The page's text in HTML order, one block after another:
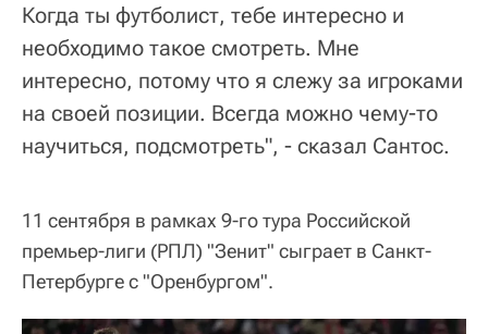
Когда ты футболист, тебе интересно и
необходимо такое смотреть. Мне
интересно, потому что я слежу за игроками
на своей позиции. Всегда можно чему-то
научиться, подсмотреть", - сказал Сантос.
11 сентября в рамках 9-го тура Российской
премьер-лиги (РПЛ) "Зенит" сыграет в Санкт-
Петербурге с "Оренбургом".